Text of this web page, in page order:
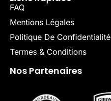
FAQ
Mentions Légales
Politique De Confidentialité
Termes & Conditions
Nos Partenaires